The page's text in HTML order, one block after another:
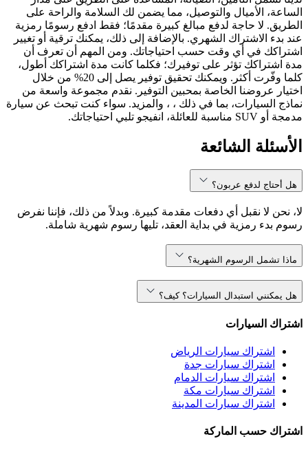
الساعة، الأميال والتوصيل، مما يضمن لك السلامة والراحة على
الطريق. لا حاجة لدفع مبالغ كبيرة مقدمًا؛ فقط ادفع رسومًا رمزية
عند بدء الاشتراك الشهري. بالإضافة إلى ذلك، يمكنك ترقية أو تغيير
اشتراكك في أي وقت حسب احتياجاتك. ومن المهم أن تعرف أن
مدة اشتراكك تؤثر على توفيرك؛ فكلما كانت مدة اشتراكك أطول،
كلما وفّرت أكثر. ويمكنك تحقيق توفير يصل إلى 20% من خلال
اختيار عروضنا الخاصة بمحبين التوفير. نقدم مجموعة واسعة من
نماذج السيارات، بما في ذلك ، ، والمزيد. سواء كنت تبحث عن سيارة
مدمجة أو SUV مناسبة للعائلة، انفيجو تلبي احتياجاتك.
الأسئلة الشائعة
هل أحتاج لدفع عربون؟
لا، نحن لا نقبل أي دفعات مقدمة كبيرة. وبدلاً من ذلك، فإننا نفرض
رسوم بدء رمزية في بداية العقد، تليها رسوم شهرية شاملة.
ماذا تشمل الرسوم الشهرية؟
هل يمكنني استبدال السيارات؟ كيف؟
اشتراك السيارات
اشتراك سيارات الرياض
اشتراك سيارات جدة
اشتراك سيارات الدمام
اشتراك سيارات مكة
اشتراك سيارات المدينة
اشتراك حسب الماركة